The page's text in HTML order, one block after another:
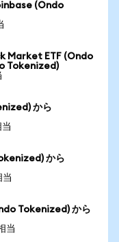
(Ondo
Market ETF (Ondo
Tokenized)
から
から
当
Tokenized) から
当